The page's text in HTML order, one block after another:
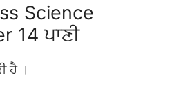
Science
14 ਪਾਣੀ
ਹੈ ।